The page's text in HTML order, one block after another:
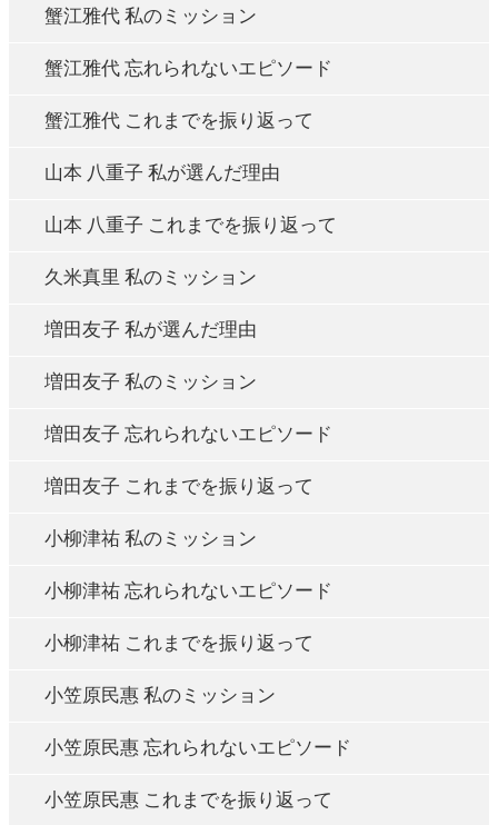
蟹江雅代 私のミッション
蟹江雅代 忘れられないエピソード
蟹江雅代 これまでを振り返って
山本 八重子 私が選んだ理由
山本 八重子 これまでを振り返って
久米真里 私のミッション
増田友子 私が選んだ理由
増田友子 私のミッション
増田友子 忘れられないエピソード
増田友子 これまでを振り返って
小柳津祐 私のミッション
小柳津祐 忘れられないエピソード
小柳津祐 これまでを振り返って
小笠原民惠 私のミッション
小笠原民惠 忘れられないエピソード
小笠原民惠 これまでを振り返って